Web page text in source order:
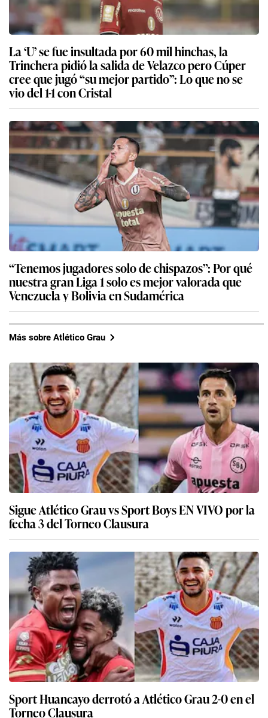
La ‘U’ se fue insultada por 60 mil hinchas, la
Trinchera pidió la salida de Velazco pero Cúper
cree que jugó “su mejor partido”: Lo que no se
vio del 1-1 con Cristal
“Tenemos jugadores solo de chispazos”: Por qué
nuestra gran Liga 1 solo es mejor valorada que
Venezuela y Bolivia en Sudamérica
Más sobre Atlético Grau
Sigue Atlético Grau vs Sport Boys EN VIVO por la
fecha 3 del Torneo Clausura
Sport Huancayo derrotó a Atlético Grau 2-0 en el
Torneo Clausura